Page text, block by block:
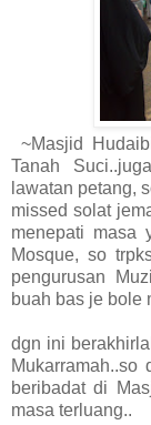
~Masjid
Tanah
lawatan petang,
missed solat
menepati masa
Mosque, so
pengurusan
buah bas je bole
dgn ini
beribadat di
masa terluang..